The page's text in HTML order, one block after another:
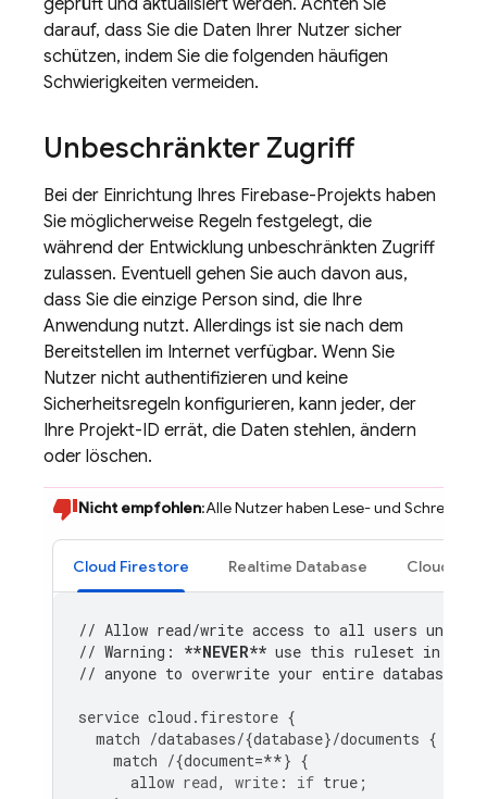
geprüft und aktualisiert werden. Achten Sie
darauf, dass Sie die Daten Ihrer Nutzer sicher
schützen, indem Sie die folgenden häufigen
Schwierigkeiten vermeiden.
Unbeschränkter Zugriff
Bei der Einrichtung Ihres Firebase-Projekts haben
Sie möglicherweise Regeln festgelegt, die
während der Entwicklung unbeschränkten Zugriff
zulassen. Eventuell gehen Sie auch davon aus,
dass Sie die einzige Person sind, die Ihre
Anwendung nutzt. Allerdings ist sie nach dem
Bereitstellen im Internet verfügbar. Wenn Sie
Nutzer nicht authentifizieren und keine
Sicherheitsregeln konfigurieren, kann jeder, der
Ihre Projekt-ID errät, die Daten stehlen, ändern
oder löschen.
Nicht empfohlen:Alle Nutzer haben Lese- und
Cloud Firestore Realtime Database Cloud
// Allow read/write access to all users under
// Warning: **NEVER** use this ruleset in
// anyone to overwrite your entire database.
service cloud . firestore {
match /databases/{database}/documents {
match /{document=**} {
allow read, write : if true ;